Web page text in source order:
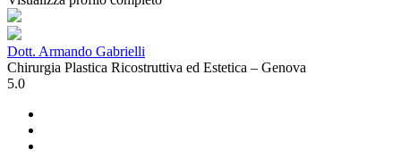
Dott. Armando Gabrielli
Chirurgia Plastica Ricostruttiva ed Estetica – Genova
5.0